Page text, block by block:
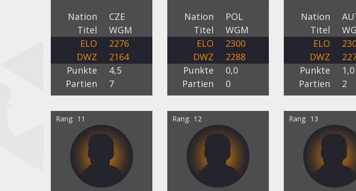
Nation
CZE
Titel
WGM
ELO
2276
DWZ
2164
Punkte
4,5
Partien
7
Nation
POL
Titel
WGM
ELO
2300
DWZ
2288
Punkte
0,0
Partien
0
Nation
Titel
ELO
DWZ
Punkte
1,0
Partien
2
Rang 11 Rang 12 Rang 13